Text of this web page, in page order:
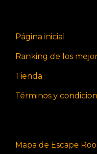
Página inicial
Ranking de los
Tienda
Términos y
Mapa de Escape